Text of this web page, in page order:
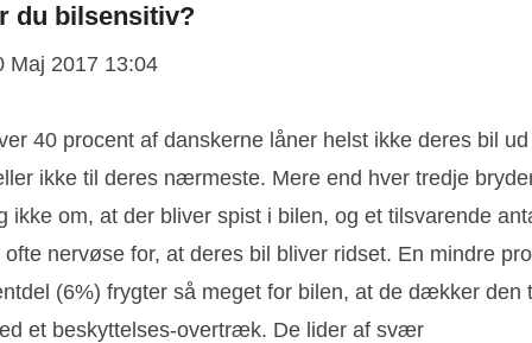
du bilsensitiv?
Maj 2017 13:04
40 procent af danskerne låner helst ikke deres bil
ikke til deres nærmeste. Mere end hver tredje
ikke om, at der bliver spist i bilen, og et tilsvarende
ofte nervøse for, at deres bil bliver ridset. En mindre
(6%) frygter så meget for bilen, at de dækker den
et beskyttelses-overtræk. De lider af svær